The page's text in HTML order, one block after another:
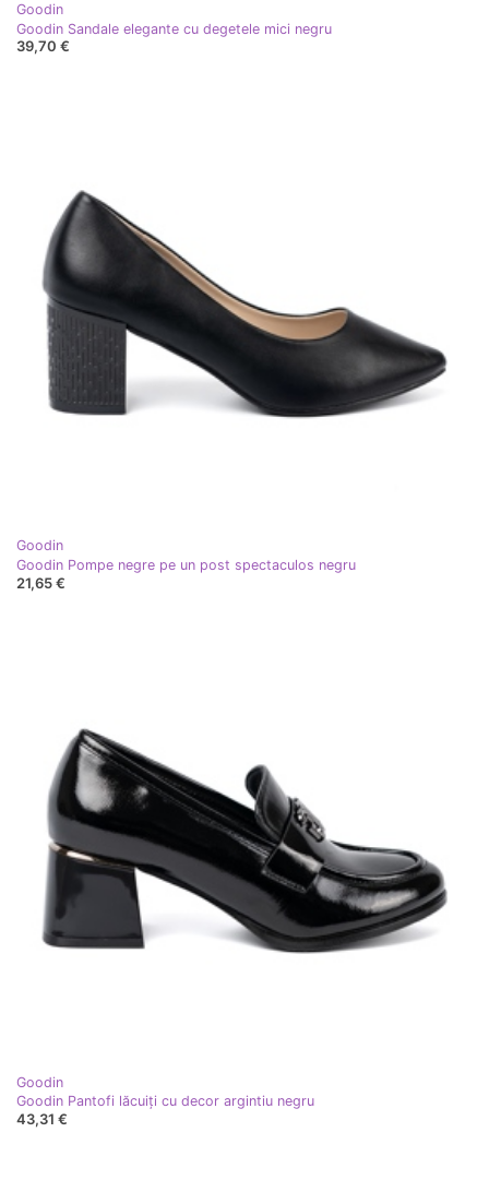
Goodin
Goodin Sandale elegante cu degetele mici negru
39,70 €
Goodin
Goodin Pompe negre pe un post spectaculos negru
21,65 €
Goodin
Goodin Pantofi lăcuiți cu decor argintiu negru
43,31 €